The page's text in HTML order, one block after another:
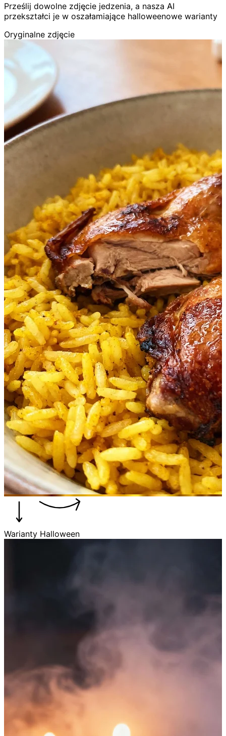
Prześlij dowolne zdjęcie jedzenia, a nasza AI
przekształci je w oszałamiające halloweenowe warianty
Oryginalne zdjęcie
Warianty Halloween